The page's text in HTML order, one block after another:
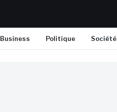
Business Politique Société